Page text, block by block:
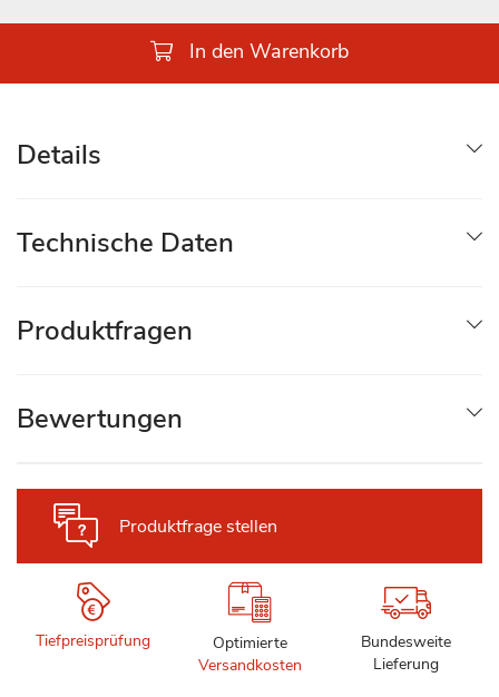
In den Warenkorb
Produktfrage stellen
Tiefpreisprüfung
Optimierte
Versandkosten
Bundesweite
Lieferung
Details
Technische Daten
Produktfragen
Bewertungen